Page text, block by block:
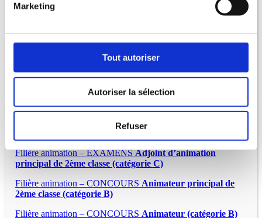
Marketing
Tout autoriser
Autoriser la sélection
Refuser
municipale principal de 2ème classe (catégorie B)
municipale promotion interne (catégorie B)
Filière animation – CONCOURSAdjoint d’animation
Filière animation – EXAMENSAdjoint d’animation
principal de 2ème classe (catégorie C)
Filière animation – CONCOURS Animateur principal de
2ème classe (catégorie B)
Filière animation – CONCOURS Animateur (catégorie B)